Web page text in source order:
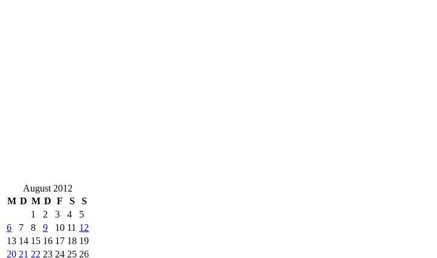
August 2012
M D M D F S
S
1
2 3 4
5
6
7 8 9 10 11 12
13 14 15 16 17 18 19
20 21 22 23 24 25 26